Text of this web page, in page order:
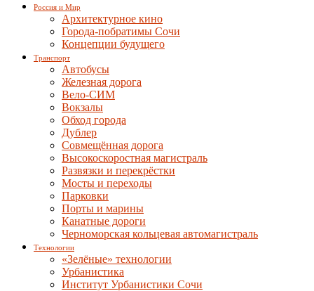
Россия и Мир
Архитектурное кино
Города-побратимы Сочи
Концепции будущего
Транспорт
Автобусы
Железная дорога
Вело-СИМ
Вокзалы
Обход города
Дублер
Совмещённая дорога
Высокоскоростная магистраль
Развязки и перекрёстки
Мосты и переходы
Парковки
Порты и марины
Канатные дороги
Черноморская кольцевая автомагистраль
Технологии
«Зелёные» технологии
Урбанистика
Институт Урбанистики Сочи